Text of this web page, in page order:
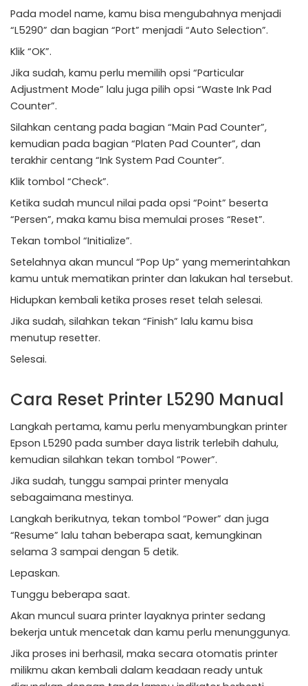
Pada model name, kamu bisa mengubahnya menjadi
“L5290” dan bagian “Port” menjadi “Auto Selection”.
Klik “OK”.
Jika sudah, kamu perlu memilih opsi “Particular
Adjustment Mode” lalu juga pilih opsi “Waste Ink Pad
Counter”.
Silahkan centang pada bagian “Main Pad Counter”,
kemudian pada bagian “Platen Pad Counter”, dan
terakhir centang “Ink System Pad Counter”.
Klik tombol “Check”.
Ketika sudah muncul nilai pada opsi “Point” beserta
“Persen”, maka kamu bisa memulai proses “Reset”.
Tekan tombol “Initialize”.
Setelahnya akan muncul “Pop Up” yang memerintahkan
kamu untuk mematikan printer dan lakukan hal tersebut.
Hidupkan kembali ketika proses reset telah selesai.
Jika sudah, silahkan tekan “Finish” lalu kamu bisa
menutup resetter.
Selesai.
Cara Reset Printer L5290 Manual
Langkah pertama, kamu perlu menyambungkan printer
Epson L5290 pada sumber daya listrik terlebih dahulu,
kemudian silahkan tekan tombol “Power”.
Jika sudah, tunggu sampai printer menyala
sebagaimana mestinya.
Langkah berikutnya, tekan tombol “Power” dan juga
“Resume” lalu tahan beberapa saat, kemungkinan
selama 3 sampai dengan 5 detik.
Lepaskan.
Tunggu beberapa saat.
Akan muncul suara printer layaknya printer sedang
bekerja untuk mencetak dan kamu perlu menunggunya.
Jika proses ini berhasil, maka secara otomatis printer
milikmu akan kembali dalam keadaan ready untuk